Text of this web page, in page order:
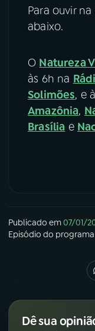
Para ouvir
abaixo.
O Natureza
às 6h na
Solimões, e
Amazônia,
Brasília e
Publicado em07/01/
Episódio do programa
Dê sua